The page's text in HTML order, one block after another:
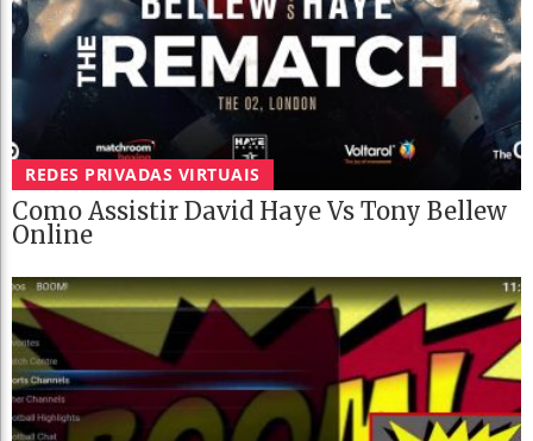
REDES PRIVADAS VIRTUAIS
Como Assistir David Haye Vs Tony Bellew
Online